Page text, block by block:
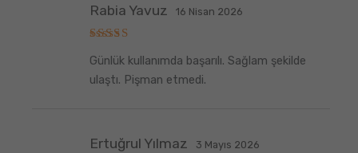
üzerinden
5oy aldı
Rabia Yavuz 16 Nisan 2026
Günlük kullanımda başarılı. Sağlam şekilde
ulaştı. Pişman etmedi.
Ertuğrul Yılmaz 3 Mayıs 2026